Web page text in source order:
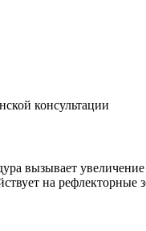
консультации
вызывает
на рефлекторные